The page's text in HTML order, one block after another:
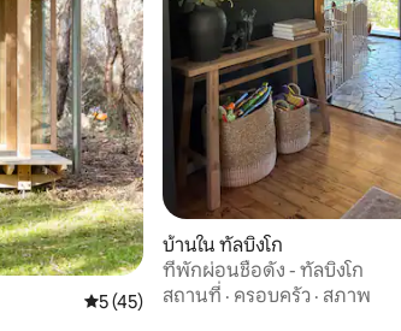
คะแนนเฉลี่ย 5 จาก 5, 45 รีวิว
5 (45)
บ้านใน ทัลบิงโก
ที่พักผ่อนชื่อดัง - ทัลบิงโก
สถานที่ · ครอบครัว · สภาพ